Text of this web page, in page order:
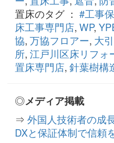
置床のタグ ： #工事
床工事専門店, WP,
協, 万協フロアー, 大
所, 江戸川区床リフォ
置床専門店, 針葉樹構
◎メディア掲載
⇒ 外国人技術者の成
DXと保証体制で信頼